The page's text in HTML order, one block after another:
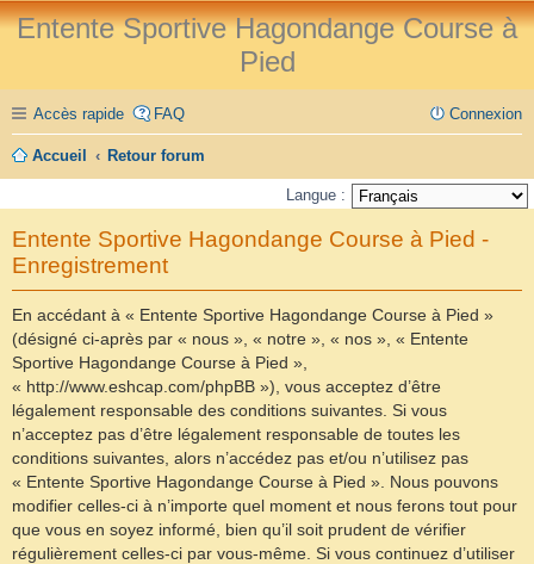
Entente Sportive Hagondange Course à
Pied
Accès rapide FAQ Connexion
Accueil Retour forum
Langue :
Entente Sportive Hagondange Course à Pied -
Enregistrement
En accédant à « Entente Sportive Hagondange Course à Pied »
(désigné ci-après par « nous », « notre », « nos », « Entente
Sportive Hagondange Course à Pied »,
« http://www.eshcap.com/phpBB »), vous acceptez d’être
légalement responsable des conditions suivantes. Si vous
n’acceptez pas d’être légalement responsable de toutes les
conditions suivantes, alors n’accédez pas et/ou n’utilisez pas
« Entente Sportive Hagondange Course à Pied ». Nous pouvons
modifier celles-ci à n’importe quel moment et nous ferons tout pour
que vous en soyez informé, bien qu’il soit prudent de vérifier
régulièrement celles-ci par vous-même. Si vous continuez d’utiliser